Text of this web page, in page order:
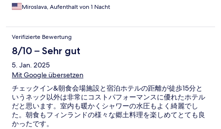
Miroslava, Aufenthalt von 1 Nacht
Verifizierte Bewertung
8/10 – Sehr gut
5. Jan. 2025
Mit Google übersetzen
チェックイン&朝食会場施設と宿泊ホテルの距離が徒歩15分と
いうネック以外は非常にコストパフォーマンスに優れたホテル
だと思います。室内も暖かくシャワーの水圧もよく綺麗でし
た。朝食もフィンランドの様々な郷土料理を楽しめてとても良
かったです。